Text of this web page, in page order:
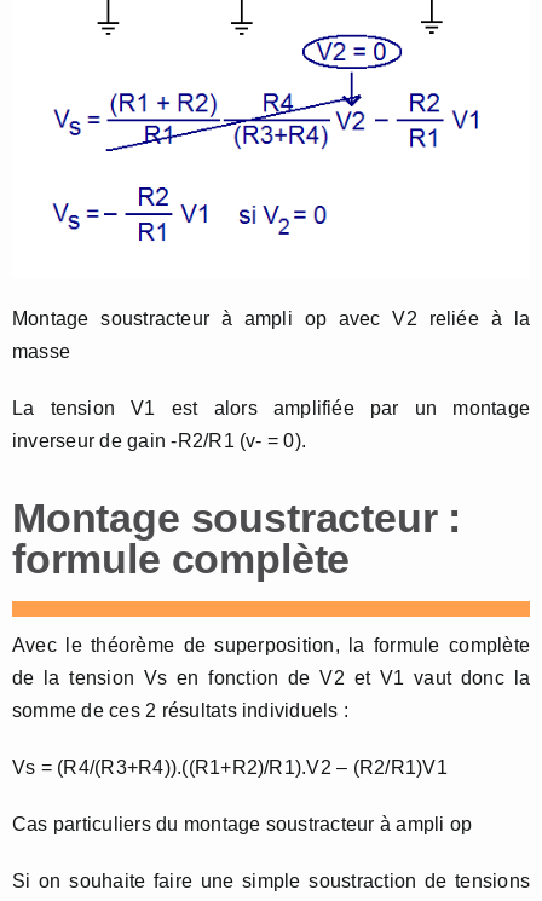
Montage soustracteur à ampli op avec V2 reliée à la
masse
La tension V1 est alors amplifiée par un montage
inverseur de gain -R2/R1 (v- = 0).
Montage soustracteur :
formule complète
Avec le théorème de superposition, la formule complète
de la tension Vs en fonction de V2 et V1 vaut donc la
somme de ces 2 résultats individuels :
Vs = (R4/(R3+R4)).((R1+R2)/R1).V2 – (R2/R1)V1
Cas particuliers du montage soustracteur à ampli op
Si on souhaite faire une simple soustraction de tensions